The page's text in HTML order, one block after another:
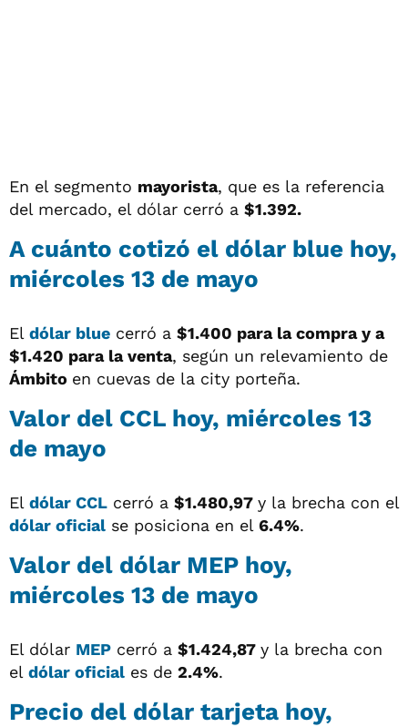
En el segmento mayorista, que es la referencia
del mercado, el dólar cerró a $1.392.
A cuánto cotizó el dólar blue hoy,
miércoles 13 de mayo
El dólar blue cerró a $1.400 para la compra y a
$1.420 para la venta, según un relevamiento de
Ámbito en cuevas de la city porteña.
Valor del CCL hoy, miércoles 13
de mayo
El dólar CCL cerró a $1.480,97 y la brecha con el
dólar oficial se posiciona en el 6.4%.
Valor del dólar MEP hoy,
miércoles 13 de mayo
El dólar MEP cerró a $1.424,87 y la brecha con
el dólar oficial es de 2.4%.
Precio del dólar tarjeta hoy,